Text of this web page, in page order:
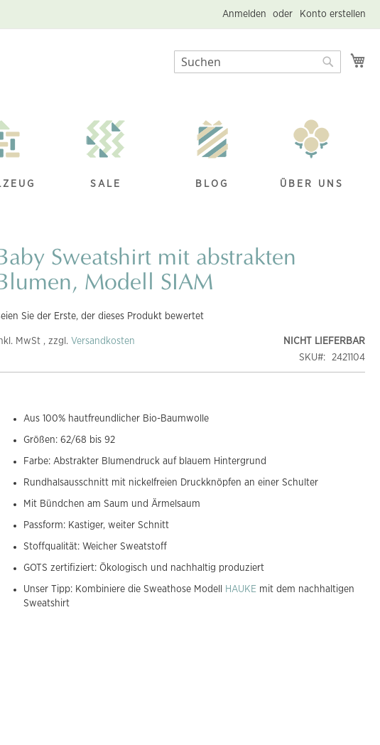
Anmelden Konto erstellen
Suche
SALE BLOG ÜBER UNS
Sweatshirt mit abstrakten
Modell SIAM
Sie der Erste, der dieses Produkt bewertet
NICHT LIEFERBAR
SKU
2421104
MwSt , zzgl. Versandkosten
Aus 100% hautfreundlicher Bio-Baumwolle
Größen: 62/68 bis 92
Farbe: Abstrakter Blumendruck auf blauem Hintergrund
Rundhalsausschnitt mit nickelfreien Druckknöpfen an einer Schulter
Mit Bündchen am Saum und Ärmelsaum
Passform: Kastiger, weiter Schnitt
Stoffqualität: Weicher Sweatstoff
GOTS zertifiziert: Ökologisch und nachhaltig produziert
Unser Tipp: Kombiniere die Sweathose Modell HAUKE mit dem nachhaltigen
Sweatshirt